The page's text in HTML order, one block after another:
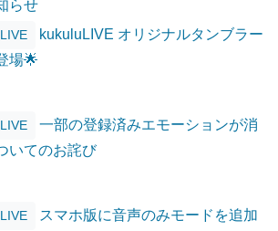
らせ
kukuluLIVE オリジナルタンブラー
場🌟
一部の登録済みエモーションが消
いてのお詫び
スマホ版に音声のみモードを追加